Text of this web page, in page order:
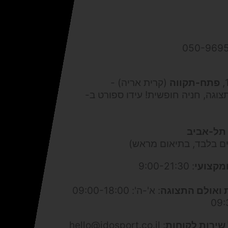
פתח-תקווה (קרית אריה) -
חניה חופשית! עידו ספורט ב-
תל-אביב
בלבד, בתיאום מראש)
: 9:00-21:30
ואולם התצוגה: א'-ה': 09:00-18:00
לקוחות: hello@idosport.co.il